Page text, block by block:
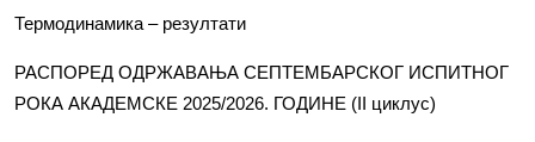
Термодинамика – резултати
РАСПОРЕД ОДРЖАВАЊА СЕПТЕМБАРСКОГ ИСПИТНОГ
РОКА АКАДЕМСКЕ 2025/2026. ГОДИНЕ (II циклус)